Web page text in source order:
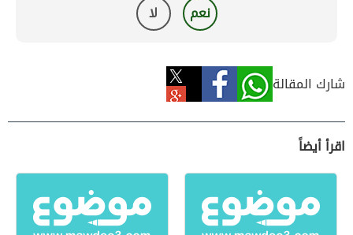
نعم لا
شارك المقالة
اقرأ أيضاً